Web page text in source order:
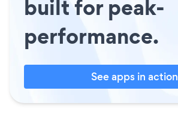
built for peak-
performance.
See apps in action